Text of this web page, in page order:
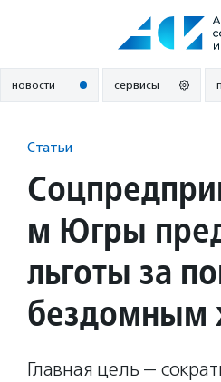
новости сервисы
Статьи
м Югры
льготы за
бездомным
Главная цель —